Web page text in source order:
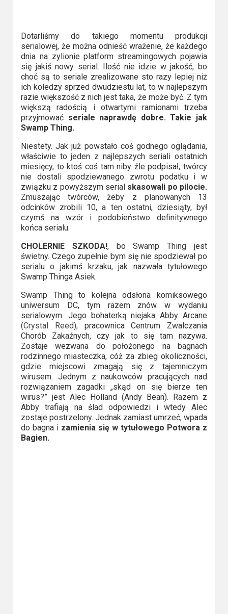
Sky
Showtime
Podsumowania
2023
2022
2021
2020
2019
2018
2016
2017
2015
2014
Dotarliśmy do takiego momentu produkcji
serialowej, że można odnieść wrażenie, że każdego
dnia na zylionie platform streamingowych pojawia
się jakiś nowy serial. Ilość nie idzie w jakość, bo
choć są to seriale zrealizowane sto razy lepiej niż
ich koledzy sprzed dwudziestu lat, to w najlepszym
razie większość z nich jest taka, że może być. Z tym
większą radością i otwartymi ramionami trzeba
przyjmować seriale naprawdę dobre. Takie jak
Swamp Thing.
Niestety. Jak już powstało coś godnego oglądania,
właściwie to jeden z najlepszych seriali ostatnich
miesięcy, to ktoś coś tam niby źle podpisał, twórcy
nie dostali spodziewanego zwrotu podatku i w
związku z powyższym serial skasowali po pilocie.
Zmuszając twórców, żeby z planowanych 13
odcinków zrobili 10, a ten ostatni, dziesiąty, był
czymś na wzór i podobieństwo definitywnego
końca serialu.
CHOLERNIE SZKODA!, bo Swamp Thing jest
świetny. Czego zupełnie bym się nie spodziewał po
serialu o jakimś krzaku, jak nazwała tytułowego
Swamp Thinga Asiek.
Swamp Thing to kolejna odsłona komiksowego
uniwersum DC, tym razem znów w wydaniu
serialowym. Jego bohaterką niejaka Abby Arcane
(Crystal Reed),pracownica Centrum Zwalczania
Chorób Zakaźnych, czy jak to się tam nazywa.
Zostaje wezwana do położonego na bagnach
rodzinnego miasteczka, cóż za zbieg okoliczności,
gdzie miejscowi zmagają się z tajemniczym
wirusem. Jednym z naukowców pracujących nad
rozwiązaniem zagadki „skąd on się bierze ten
wirus?” jest Alec Holland (Andy Bean). Razem z
Abby trafiają na ślad odpowiedzi i wtedy Alec
zostaje postrzelony. Jednak zamiast umrzeć, wpada
do bagna i zamienia się w tytułowego Potwora z
Bagien.